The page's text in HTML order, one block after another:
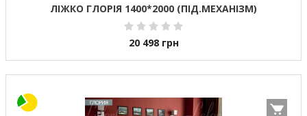
ЛІЖКО ГЛОРІЯ 1400*2000 (ПІД.МЕХАНІЗМ)
20 498 грн